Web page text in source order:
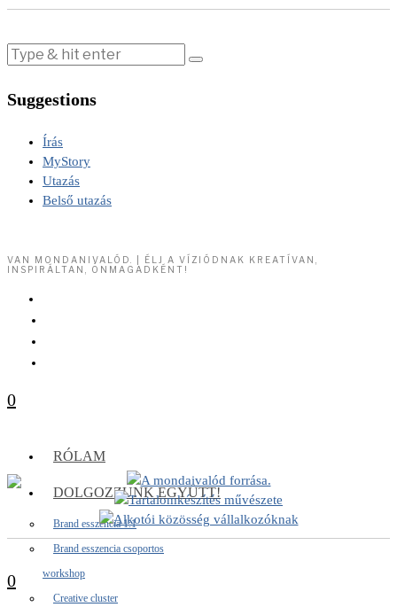
Suggestions
Írás
MyStory
Utazás
Belső utazás
VAN MONDANIVALÓD. | ÉLJ A VÍZIÓDNAK KREATÍVAN,
INSPIRÁLTAN, ÖNMAGADKÉNT!
0
RÓLAM
DOLGOZZUNK EGYÜTT!
Brand esszencia 1:1
Brand esszencia csoportos
workshop
Creative cluster
0